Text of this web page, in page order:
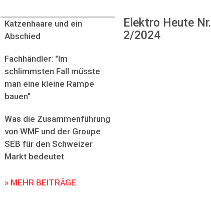
Elektro Heute Nr.
2/2024
Katzenhaare und ein
Abschied
Fachhändler: "Im
schlimmsten Fall müsste
man eine kleine Rampe
bauen"
Was die Zusammenführung
von WMF und der Groupe
SEB für den Schweizer
Markt bedeutet
» MEHR BEITRÄGE